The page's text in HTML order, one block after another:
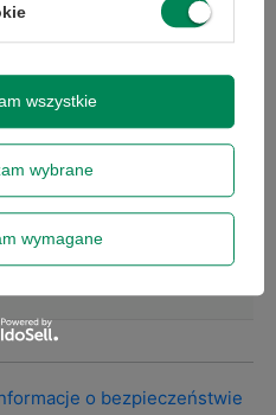
dotyczy
o bezpieczeństwie
danych osobowych
wybrane
wymagane
wszystkie